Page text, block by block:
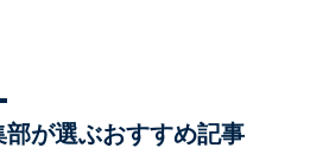
部が選ぶおすすめ記事